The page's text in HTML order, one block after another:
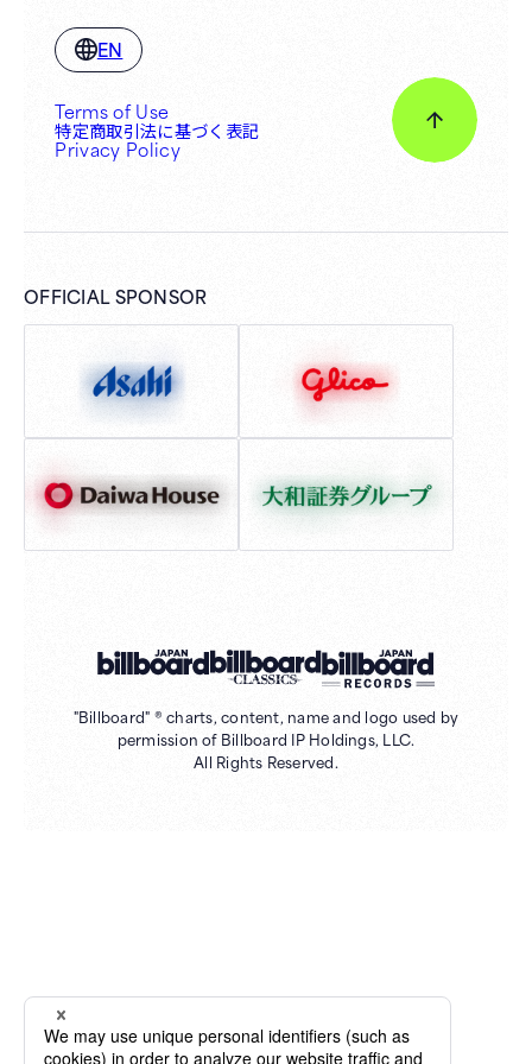
EN
Terms of Use
特定商取引法に基づく表記
Privacy Policy
OFFICIAL SPONSOR
"Billboard" ® charts, content, name and logo used by
permission of Billboard IP Holdings, LLC.
All Rights Reserved.